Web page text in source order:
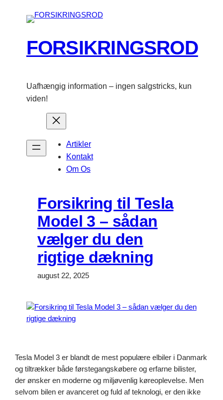
FORSIKRINGSROD
Uafhængig information – ingen salgstricks, kun
viden!
Artikler
Kontakt
Om Os
Forsikring til Tesla
Model 3 – sådan
vælger du den
rigtige dækning
august 22, 2025
Tesla Model 3 er blandt de mest populære elbiler i Danmark
og tiltrækker både førstegangskøbere og erfarne bilister,
der ønsker en moderne og miljøvenlig køreoplevelse. Men
selvom bilen er avanceret og fuld af teknologi, er den ikke